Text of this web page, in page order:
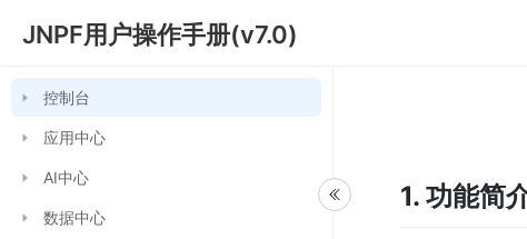
JNPF用户操作手册(v7.0)
控制台
应用中心
AI中心
数据中心
1. 功能简